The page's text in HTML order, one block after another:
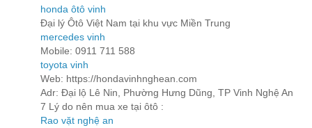
honda ôtô vinh
Đại lý Ôtô Việt Nam tại khu vực Miền Trung
mercedes vinh
Mobile: 0911 711 588
toyota vinh
Web: https://hondavinhnghean.com
Adr: Đại lộ Lê Nin, Phường Hưng Dũng, TP Vinh Nghệ An
7 Lý do nên mua xe tại ôtô :
Rao vặt nghệ an